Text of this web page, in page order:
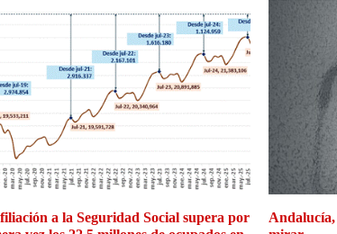
a la Seguridad Social supera por
Andalucía,